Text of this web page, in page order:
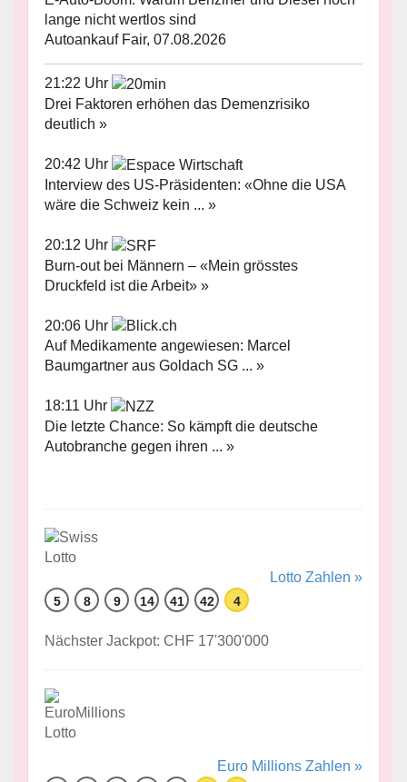
lange nicht wertlos sind
Autoankauf Fair, 07.08.2026
21:22 Uhr
Drei Faktoren erhöhen das Demenzrisiko
deutlich »
20:42 Uhr
Interview des US-Präsidenten: «Ohne die USA
wäre die Schweiz kein ... »
20:12 Uhr
Burn-out bei Männern – «Mein grösstes
Druckfeld ist die Arbeit» »
20:06 Uhr
Auf Medikamente angewiesen: Marcel
Baumgartner aus Goldach SG ... »
18:11 Uhr
Die letzte Chance: So kämpft die deutsche
Autobranche gegen ihren ... »
Lotto Zahlen »
5 8 9 14 41 42 4
Nächster Jackpot: CHF 17'300'000
Euro Millions Zahlen »